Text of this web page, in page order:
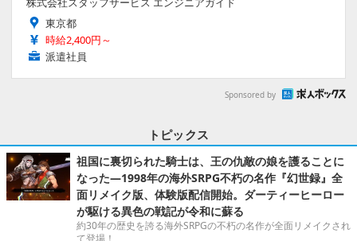
東京都
時給2,400円～
派遣社員
Sponsored by
トピックス
祖国に裏切られた騎士は、王の仇敵の娘を護ることに
なった―1998年の海外SRPG不朽の名作『幻世録』全
面リメイク版、体験版配信開始。ダーティーヒーロー
が駆ける異色の戦記が令和に蘇る
約30年の歴史を誇る海外SRPGの不朽の名作が全面リメイクされ